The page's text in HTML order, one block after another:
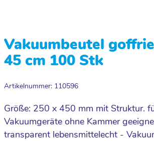
Vakuumbeutel
45 cm 100 Stk
Artikelnummer: 110596
Größe: 250 x 450 mm mit Struktur.
Vakuumgeräte ohne Kammer
transparent lebensmittelecht -